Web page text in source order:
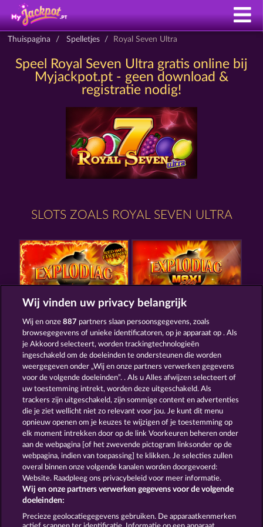
Thuispagina Spelletjes Royal Seven Ultra
Speel Royal Seven Ultra gratis online bij
Myjackpot.pt - geen download &
registratie nodig!
SLOTS ZOALS ROYAL SEVEN ULTRA
EXPLODIAC RHFP EXPLODIAC MAXI PLAY
MAAAX DIAMONDS FANCY FRUITS ROAR
Algemene voorwaarden Privacyverklaring
Colofon Bedrijf FAQ
Partnerprogramma Facebook
Terugbetalingsverzoek indienen
Wij vinden uw privacy belangrijk
Wij en onze887 partners slaan persoonsgegevens, zoals
browsegegevens of unieke identificatoren, op je apparaat op . Als
je Akkoord selecteert, worden trackingtechnologieën
ingeschakeld om de doeleinden te ondersteunen die worden
weergegeven onder „Wij en onze partners verwerken gegevens
voor de volgende doeleinden”. . Als u Alles afwijzen selecteert of
uw toestemming intrekt, worden deze uitgeschakeld. Als
trackers zijn uitgeschakeld, zijn sommige content en advertenties
die je ziet wellicht niet zo relevant voor jou. Je kunt dit menu
opnieuw openen om je keuzes te wijzigen of je toestemming op
elk moment intrekken door op de link Voorkeuren beheren onder
aan de webpagina [of het zwevende pictogram linksonder op de
webpagina, indien van toepassing] te klikken. Je selecties zullen
overal binnen onze volgende kanalen worden doorgevoerd:
Website. Raadpleeg ons privacybeleid voor meer informatie.
Wij en onze partners verwerken gegevens voor de volgende
doeleinden:
Precieze geolocatiegegevens gebruiken. De apparaatkenmerken